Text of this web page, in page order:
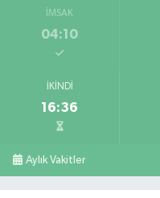
İMSAK
04:10
İKINDI
16:36
Aylık Vakitler